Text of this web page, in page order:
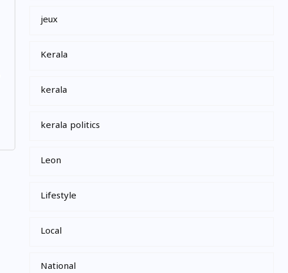
jeux
Kerala
kerala
kerala politics
Leon
Lifestyle
Local
National